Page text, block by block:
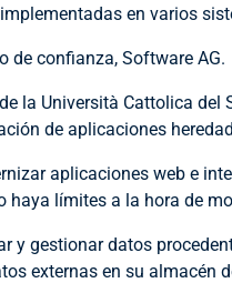
en varios
de confianza, Software AG.
la Università Cattolica
de aplicaciones
aplicaciones web e
límites a la hora de
y gestionar datos
externas en su